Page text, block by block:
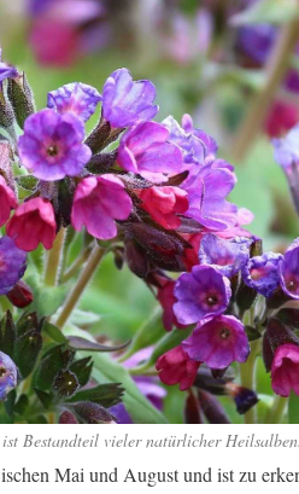
Bestandteil vieler natürlicher Heilsalben.
Mai und August und ist zu